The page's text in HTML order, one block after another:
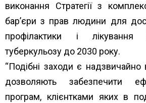
виконання Стратегії з
бар’єри з прав людини для
профілактики і лікування
туберкульозу до 2030 року.
“Подібні заходи є
дозволяють забезпечити
програм, клієнтками яких в